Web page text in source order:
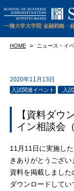
一橋大学大学院 金融戦略・
HOME ニュース・イ
2020年11月13日
入試関連イベント 入
【資料ダウ
イン相談会
11月11日に実施し
きありがとうござ
資料を掲載しまし
ダウンロードしてい